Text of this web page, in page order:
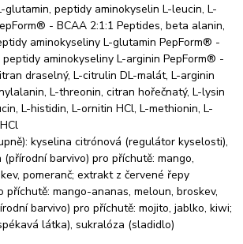
glutamin, peptidy aminokyselin L-leucin, L-
- BCAA 2:1:1 Peptides, beta alanin,
aminokyseliny L-glutamin PepForm® -
aminokyseliny L-arginin PepForm® -
draselný, L-citrulin DL-malát, L-arginin
L-threonin, citran hořečnatý, L-lysin
L-histidin, L-ornitin HCl, L-methionin, L-
kyselina citrónová (regulátor kyselosti),
barvivo) pro příchutě: mango,
pomeranč; extrakt z červené řepy
příchutě: mango-ananas, meloun, broskev,
barvivo) pro příchutě: mojito, jablko, kiwi;
látka), sukralóza (sladidlo)